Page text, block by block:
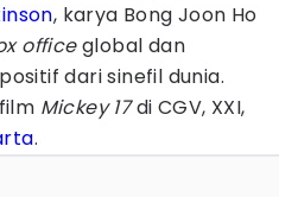
, karya Bong Joon Ho
officeglobal dan
dari sinefil dunia.
Mickey 17di CGV, XXI,
.